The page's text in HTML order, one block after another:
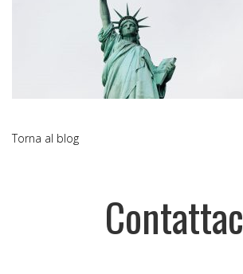
Torna al blog